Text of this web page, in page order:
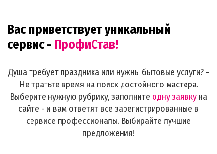
Вас приветствует уникальный
сервис - ПрофиСтав!
Душа требует праздника или нужны бытовые услуги? -
Не тратьте время на поиск достойного мастера.
Выберите нужную рубрику, заполните одну заявку на
сайте - и вам ответят все зарегистрированные в
сервисе профессионалы. Выбирайте лучшие
предложения!